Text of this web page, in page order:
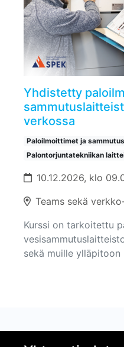
Yhdistetty
verkossa
Paloilmoittimet ja
Palontorjuntatekniikan
10.12.2026, klo
Teams sekä
Kurssi on tarkoitettu
sekä muille ylläpitoon